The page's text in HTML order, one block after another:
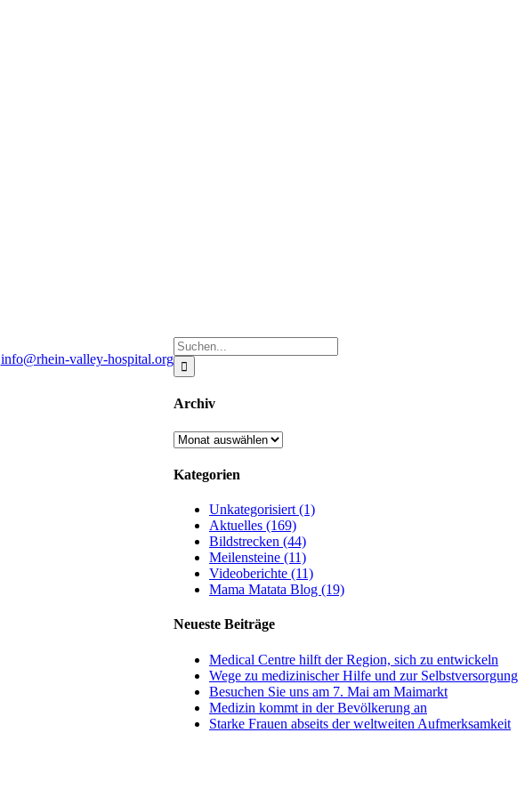
Suche
nach:
Archiv
Archiv
Kategorien
Unkategorisiert (1)
Aktuelles (169)
Bildstrecken (44)
Meilensteine (11)
Videoberichte (11)
Mama Matata Blog (19)
Neueste Beiträge
Medical Centre hilft der Region, sich zu entwickeln
Wege zu medizinischer Hilfe und zur Selbstversorgung
Besuchen Sie uns am 7. Mai am Maimarkt
Medizin kommt in der Bevölkerung an
Starke Frauen abseits der weltweiten Aufmerksamkeit
info@rhein-valley-hospital.org